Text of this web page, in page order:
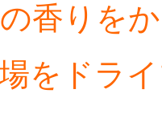
香りを
をドラ